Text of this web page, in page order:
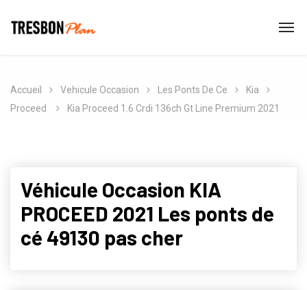
Accueil Vehicule Occasion Les Ponts De Ce
Kia
Proceed
Kia Proceed 1.6 Crdi 136ch Gt Line Premium 2021
Véhicule Occasion KIA
PROCEED 2021 Les ponts de
cé 49130 pas cher